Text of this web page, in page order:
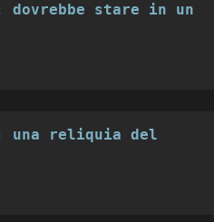
dovrebbe stare in un
una reliquia del